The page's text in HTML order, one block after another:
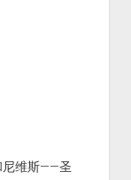
尼维斯——圣